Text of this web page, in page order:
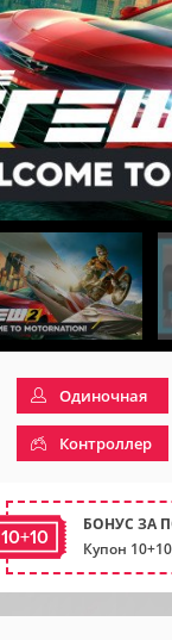
Одиночная
Контроллер
10+10
БОНУС ЗА
Купон